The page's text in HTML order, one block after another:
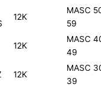
12K
MASC
59
12K
MASC
49
12K
MASC
39